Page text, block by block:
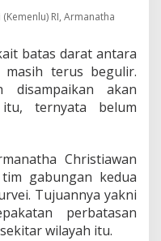
RI, Armanatha
batas darat antara
terus begulir.
disampaikan akan
ternyata belum
Christiawan
gabungan kedua
Tujuannya yakni
perbatasan
wilayah itu.